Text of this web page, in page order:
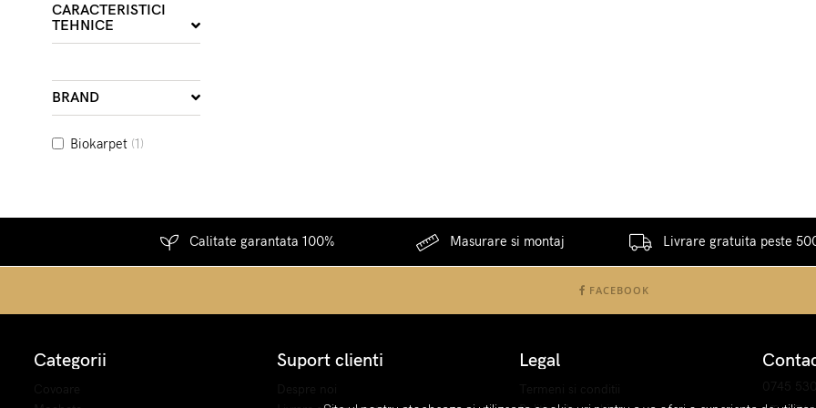
poliester(2)
polyester
vascoza(4)
CARACTERISTICI
TEHNICE
BRAND
Biokarpet (1)
Calitate garantata 100% Masurare si montaj Livrare gratuita peste
FACEBOOK
Categorii
Covoare
Suport clienti
Despre noi
Legal
Termeni si conditii
0745